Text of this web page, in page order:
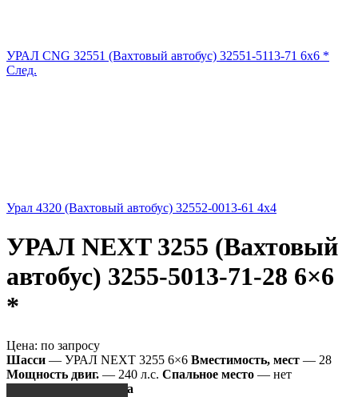
УРАЛ CNG 32551 (Вахтовый автобус) 32551-5113-71 6x6 *
След.
Урал 4320 (Вахтовый автобус) 32552-0013-61 4x4
УРАЛ NEXT 3255 (Вахтовый
автобус) 3255-5013-71-28 6×6
*
Цена: по запросу
Шасси — УРАЛ NEXT 3255 6×6 Вместимость, мест — 28
Мощность двиг. — 240 л.с. Спальное место — нет
Снят с производства